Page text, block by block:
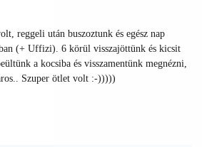
reggeli után buszoztunk és egész nap
(+ Uffizi). 6 körül visszajöttünk és kicsit
a kocsiba és visszamentünk megnézni,
Szuper ötlet volt :-)))))